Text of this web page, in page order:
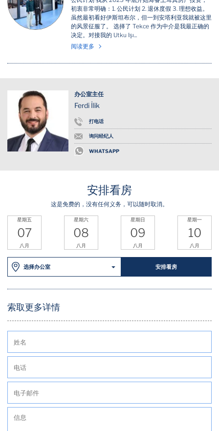
初衷非常明确：1. 公民计划 2. 退休度假 3. 理想收益。
虽然最初看好伊斯坦布尔，但一到安塔利亚我就被这里
的风景征服了。 选择了 Tekce 作为中介是我最正确的
决定。对接我的 Utku Işı...
阅读更多
办公室主任
Ferdi İlik
打电话
询问经纪人
WHATSAPP
安排看房
这是免费的，没有任何义务，可以随时取消。
星期五
07
八月
星期六
08
八月
星期日
09
八月
星期一
10
八月
选择办公室 安排看房
索取更多详情